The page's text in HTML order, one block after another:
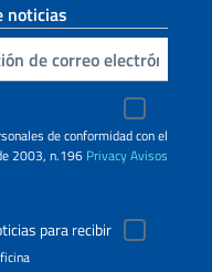
noticias
de conformidad con el
2003, n.196 PrivacyAvisos
para recibir